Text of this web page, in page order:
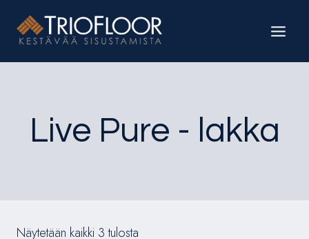
sisältöön
Live Pure - lakka
Näytetään kaikki 3 tulosta